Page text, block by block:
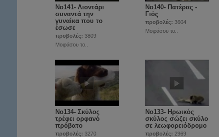
Νο141- Λιοντάρι
συναντά την
γυναίκα που το
έσωσε
προβολές: 3809
Μοιράσου το..
Νο140- Πατέρας -
Γιός
προβολές: 3604
Μοιράσου το..
Νο134- Σκύλος
τρέφει ορφανό
πρόβατο
προβολές: 3270
No133- Ηρωικός
σκύλος σώζει σκύλο
σε λεωφορειόδρομο
προβολές: 2969